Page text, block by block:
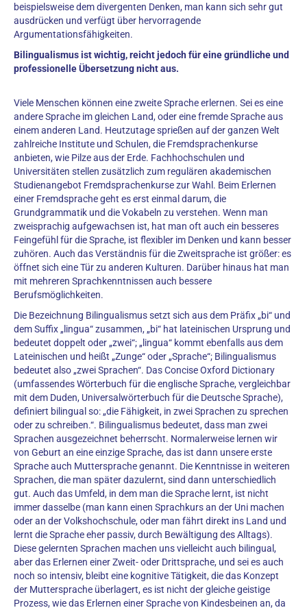
beispielsweise dem divergenten Denken, man kann sich sehr gut
ausdrücken und verfügt über hervorragende
Argumentationsfähigkeiten.
Bilingualismus ist wichtig, reicht jedoch für eine gründliche und
professionelle Übersetzung nicht aus.
Viele Menschen können eine zweite Sprache erlernen. Sei es eine
andere Sprache im gleichen Land, oder eine fremde Sprache aus
einem anderen Land. Heutzutage sprießen auf der ganzen Welt
zahlreiche Institute und Schulen, die Fremdsprachenkurse
anbieten, wie Pilze aus der Erde. Fachhochschulen und
Universitäten stellen zusätzlich zum regulären akademischen
Studienangebot Fremdsprachenkurse zur Wahl. Beim Erlernen
einer Fremdsprache geht es erst einmal darum, die
Grundgrammatik und die Vokabeln zu verstehen. Wenn man
zweisprachig aufgewachsen ist, hat man oft auch ein besseres
Feingefühl für die Sprache, ist flexibler im Denken und kann besser
zuhören. Auch das Verständnis für die Zweitsprache ist größer: es
öffnet sich eine Tür zu anderen Kulturen. Darüber hinaus hat man
mit mehreren Sprachkenntnissen auch bessere
Berufsmöglichkeiten.
Die Bezeichnung Bilingualismus setzt sich aus dem Präfix „bi“ und
dem Suffix „lingua“ zusammen, „bi“ hat lateinischen Ursprung und
bedeutet doppelt oder „zwei“; „lingua“ kommt ebenfalls aus dem
Lateinischen und heißt „Zunge“ oder „Sprache“; Bilingualismus
bedeutet also „zwei Sprachen“. Das Concise Oxford Dictionary
(umfassendes Wörterbuch für die englische Sprache, vergleichbar
mit dem Duden, Universalwörterbuch für die Deutsche Sprache),
definiert bilingual so: „die Fähigkeit, in zwei Sprachen zu sprechen
oder zu schreiben.“. Bilingualismus bedeutet, dass man zwei
Sprachen ausgezeichnet beherrscht. Normalerweise lernen wir
von Geburt an eine einzige Sprache, das ist dann unsere erste
Sprache auch Muttersprache genannt. Die Kenntnisse in weiteren
Sprachen, die man später dazulernt, sind dann unterschiedlich
gut. Auch das Umfeld, in dem man die Sprache lernt, ist nicht
immer dasselbe (man kann einen Sprachkurs an der Uni machen
oder an der Volkshochschule, oder man fährt direkt ins Land und
lernt die Sprache eher passiv, durch Bewältigung des Alltags).
Diese gelernten Sprachen machen uns vielleicht auch bilingual,
aber das Erlernen einer Zweit- oder Drittsprache, und sei es auch
noch so intensiv, bleibt eine kognitive Tätigkeit, die das Konzept
der Muttersprache überlagert, es ist nicht der gleiche geistige
Prozess, wie das Erlernen einer Sprache von Kindesbeinen an, da